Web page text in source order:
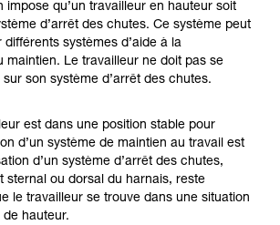
Vous devez avoir compris les
de la notice technique pour
ce complément
ces techniques nécessite une
professionnel votre capacité à refaire
seul, en toute sécurité, avant
en autonomie.
des exemples de techniques
activité. Il peut en exister d’autres
ne décrivons pas ici.
impose qu’un travailleur en hauteur soit
d’arrêt des chutes. Ce système peut
systèmes d’aide à la
maintien. Le travailleur ne doit pas se
son système d’arrêt des chutes.
est dans une position stable pour
d’un système de maintien au travail est
d’un système d’arrêt des chutes,
sternal ou dorsal du harnais, reste
le travailleur se trouve dans une situation
hauteur.